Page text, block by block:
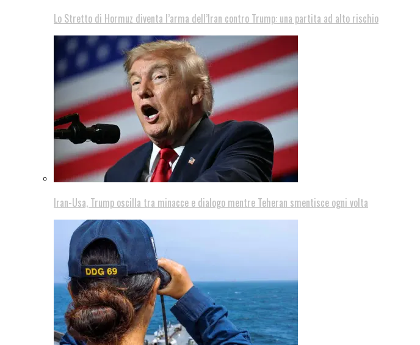
Lo Stretto di Hormuz diventa l’arma dell’Iran contro Trump: una partita ad alto rischio
Iran-Usa, Trump oscilla tra minacce e dialogo mentre Teheran smentisce ogni volta